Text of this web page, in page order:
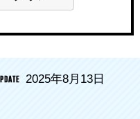
2025年8月13日